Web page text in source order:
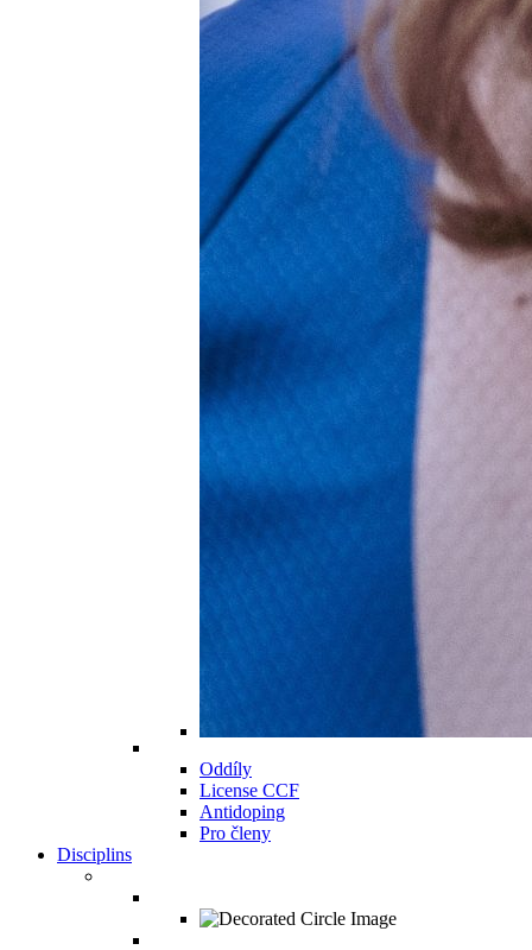
Oddíly
License CCF
Antidoping
Pro členy
Disciplins